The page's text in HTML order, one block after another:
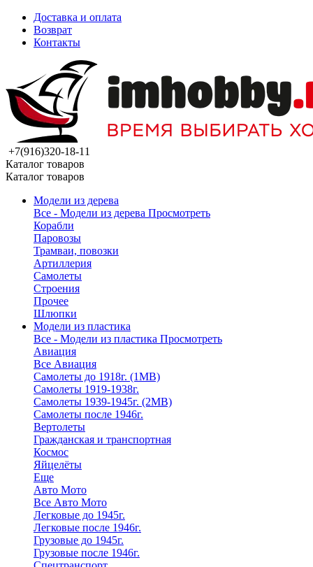
Доставка и оплата
Возврат
Контакты
+7(916)320-18-11
Каталог товаров
Каталог товаров
Модели из дерева
Все - Модели из дерева Просмотреть
Корабли
Паровозы
Трамваи, повозки
Артиллерия
Самолеты
Строения
Прочее
Шлюпки
Модели из пластика
Все - Модели из пластика Просмотреть
Авиация
Все Авиация
Самолеты до 1918г. (1МВ)
Самолеты 1919-1938г.
Самолеты 1939-1945г. (2МВ)
Самолеты после 1946г.
Вертолеты
Гражданская и транспортная
Космос
Яйцелёты
Еще
Авто Мото
Все Авто Мото
Легковые до 1945г.
Легковые после 1946г.
Грузовые до 1945г.
Грузовые после 1946г.